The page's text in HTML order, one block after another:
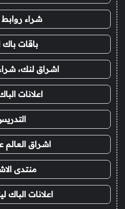
شراء
باقات باك
اشراق لنك،
اعلانات
اشراق العالم
منتدى
اعلانات الباك